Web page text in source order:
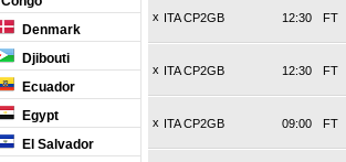
Denmark
Djibouti
Ecuador
Egypt
El Salvador
x ITA CP2GB FT
12:30
x ITA CP2GB FT
12:30
x ITA CP2GB FT
09:00